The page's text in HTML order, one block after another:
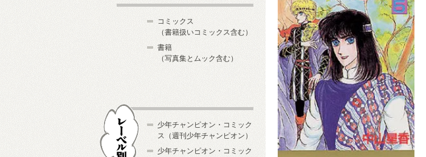
コミックス
（書籍扱いコミックス含む）
書籍
（写真集とムック含む）
少年チャンピオン・コミック
ス（週刊少年チャンピオン）
少年チャンピオン・コミック